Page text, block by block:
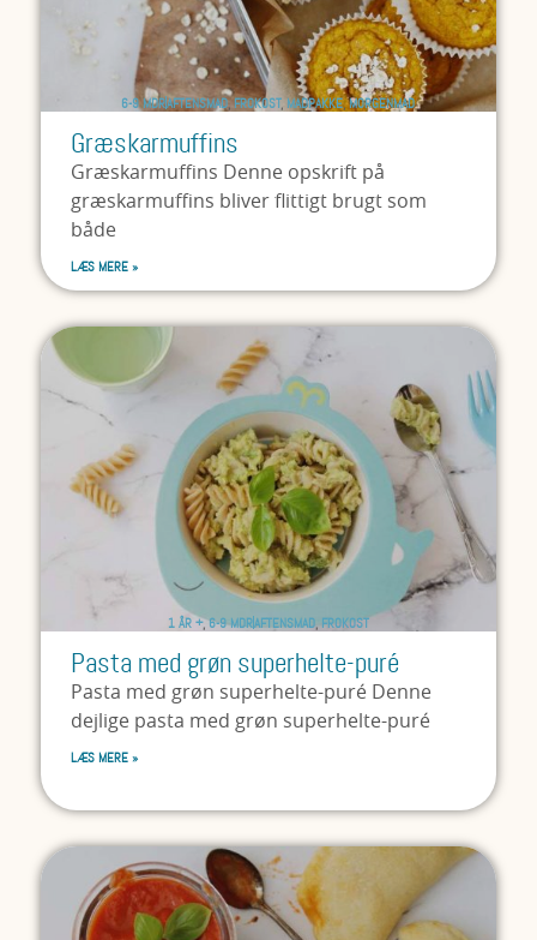
6-9 MDRAFTENSMAD,FROKOST, MADPAKKE,MORGENMAD
Græskarmuffins
Græskarmuffins Denne opskrift på
græskarmuffins bliver flittigt brugt som
både
LÆS MERE »
1 ÅR +,6-9 MDRAFTENSMAD,FROKOST
Pasta med grøn superhelte-puré
Pasta med grøn superhelte-puré Denne
dejlige pasta med grøn superhelte-puré
LÆS MERE »